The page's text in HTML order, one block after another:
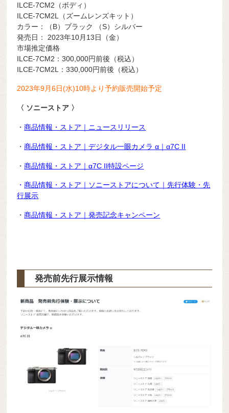
ILCE-7CM2 （ボディ）
ILCE-7CM2L
（ズームレンズキット）
カラー：（B）ブラック （S）シルバー
発売日： 2023年10月13日（金）
市場推定価格
ILCE-7CM2：300,000円前後（税込）
ILCE-7CM2L：330,000円前後（税込）
2023年9月6日(水)10時より予約販売開始予定
〈 ソニーストア 〉
・商品情報・ストア｜ニュースリリース
・商品情報・ストア｜デジタル一眼カメラ α｜α7C II
・商品情報・ストア｜α7C II特設ページ
・商品情報・ストア｜ソニーストアについて｜先行体験・先
行展示
・商品情報・ストア｜発売記念キャンペーン
発売前先行展示情報